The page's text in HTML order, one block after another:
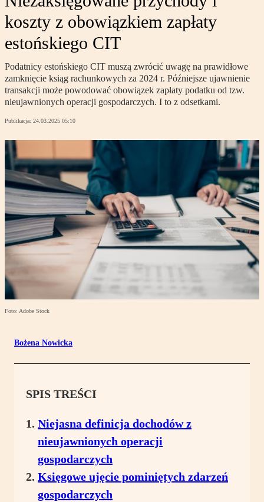
koszty z obowiązkiem zapłaty
estońskiego CIT
Podatnicy estońskiego CIT muszą zwrócić uwagę na prawidłowe
zamknięcie ksiąg rachunkowych za 2024 r. Późniejsze ujawnienie
transakcji może powodować obowiązek zapłaty podatku od tzw.
nieujawnionych operacji gospodarczych. I to z odsetkami.
Publikacja: 24.03.2025 05:10
Foto: Adobe Stock
Bożena Nowicka
SPIS TREŚCI
Niejasna definicja dochodów z
nieujawnionych operacji
gospodarczych
Księgowe ujęcie pominiętych zdarzeń
gospodarczych